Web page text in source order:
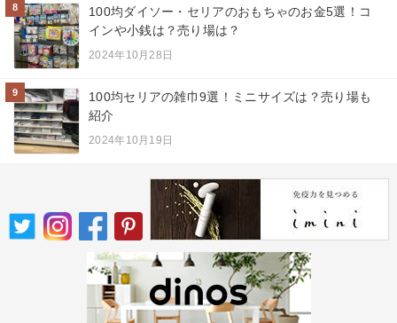
8
100均ダイソー・セリアのおもちゃのお金5選！コ
インや小銭は？売り場は？
2024年10月28日
9
100均セリアの雑巾9選！ミニサイズは？売り場も
紹介
2024年10月19日